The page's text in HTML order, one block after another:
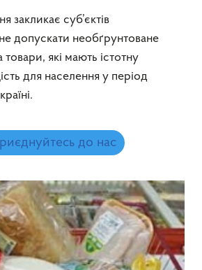
закликає суб’єктів
допускати необґрунтоване
товари, які мають істотну
для населення у період
до нас